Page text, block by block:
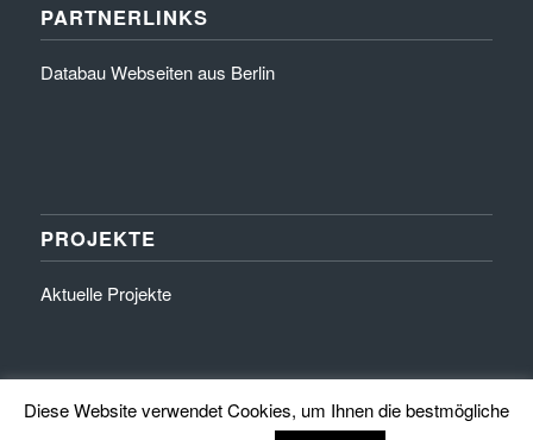
PARTNERLINKS
Databau Webseiten aus Berlin
PROJEKTE
Aktuelle Projekte
Diese Website verwendet Cookies, um Ihnen die bestmögliche